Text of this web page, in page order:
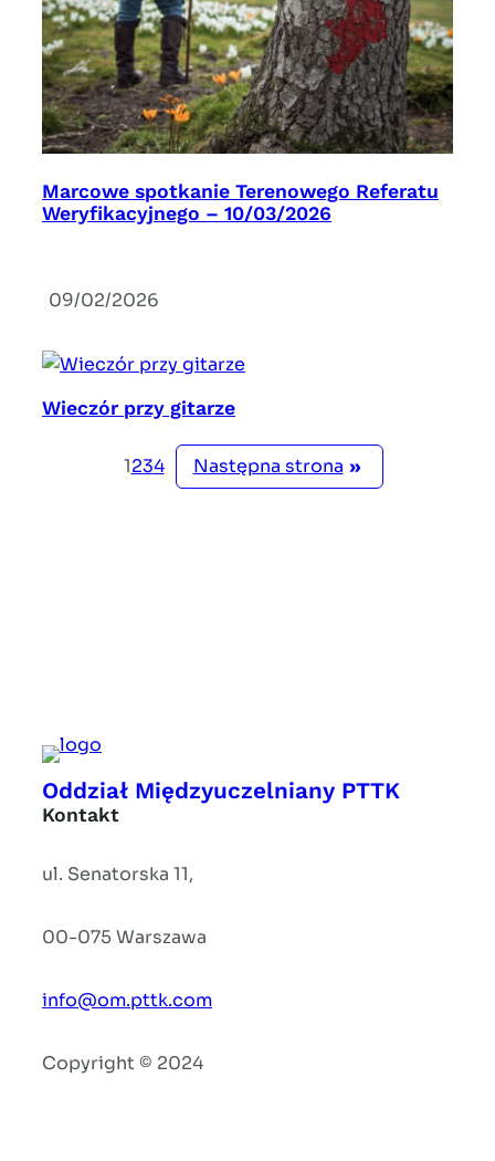
Marcowe spotkanie Terenowego Referatu
Weryfikacyjnego – 10/03/2026
09/02/2026
Wieczór przy gitarze
1234 Następna strona »
Oddział Międzyuczelniany PTTK
Kontakt
ul. Senatorska 11,
00-075 Warszawa
info@om.pttk.com
Copyright © 2024